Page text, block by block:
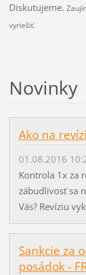
Diskutujeme.
vyriešiť.
Novinky
Ako na
01.08.2016
Kontrola 1x za
zábudlivosť sa
Vás? Revíziu
Sankcie za
posádok -